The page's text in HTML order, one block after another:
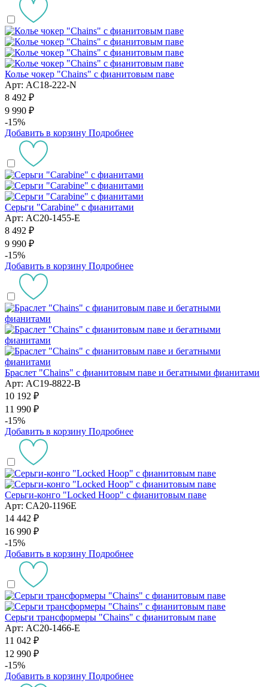
Колье чокер "Chains" с фианитовым паве
Арт: AC18-222-N
8 492 ₽
9 990 ₽
-15%
Добавить в корзину Подробнее
Серьги "Сarabine" с фианитами
Арт: AC20-1455-E
8 492 ₽
9 990 ₽
-15%
Добавить в корзину Подробнее
Браслет "Chains" с фианитовым паве и бегатными фианитами
Арт: AC19-8822-B
10 192 ₽
11 990 ₽
-15%
Добавить в корзину Подробнее
Серьги-конго "Locked Hoop" с фианитовым паве
Арт: CA20-1196E
14 442 ₽
16 990 ₽
-15%
Добавить в корзину Подробнее
Серьги трансформеры "Chains" с фианитовым паве
Арт: AC20-1466-E
11 042 ₽
12 990 ₽
-15%
Добавить в корзину Подробнее